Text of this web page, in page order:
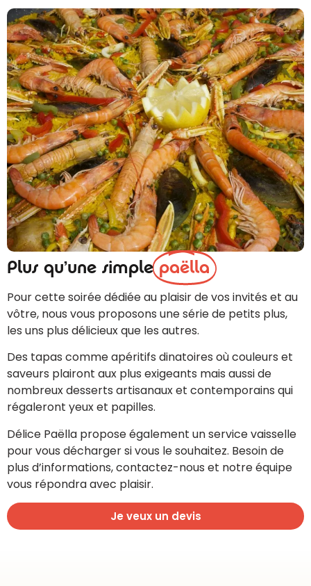
Plus qu’une simple paëlla
Pour cette soirée dédiée au plaisir de vos invités et au
vôtre, nous vous proposons une série de petits plus,
les uns plus délicieux que les autres.
Des tapas comme apéritifs dinatoires où couleurs et
saveurs plairont aux plus exigeants mais aussi de
nombreux desserts artisanaux et contemporains qui
régaleront yeux et papilles.
Délice Paëlla propose également un service vaisselle
pour vous décharger si vous le souhaitez. Besoin de
plus d’informations, contactez-nous et notre équipe
vous répondra avec plaisir.
Je veux un devis